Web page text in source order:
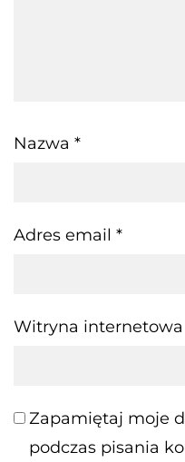
Nazwa *
Adres email *
Witryna internetowa
Zapamiętaj moje
podczas pisania